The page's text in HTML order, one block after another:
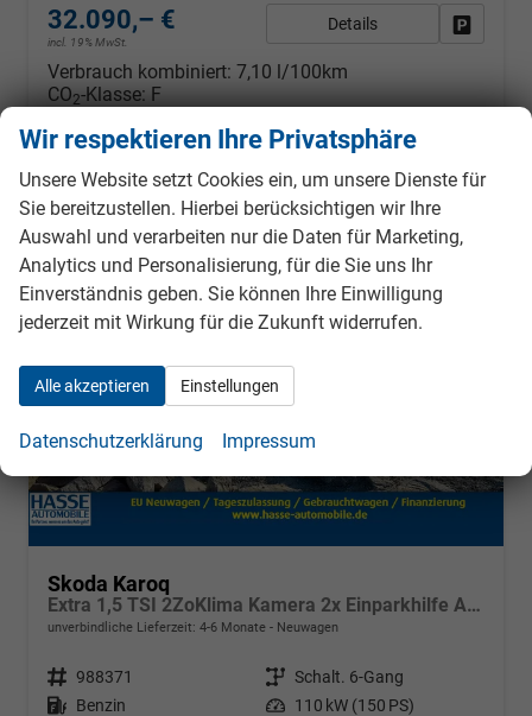
32.090,– €
incl. 19% MwSt.
Details
Verbrauch kombiniert: 7,10 l/100km
CO2-Klasse: F
ab 285,– € mtl.
Skoda Karoq
Extra 1,5 TSI 2ZoKlima Kamera 2x Einparkhilfe Alu Felgen 5J Garantie Sitzheizung LED Scheinwerfer ACC
unverbindliche Lieferzeit: 4-6 Monate Neuwagen
Fahrzeugnr. 988371 Getriebe Schalt. 6-Gang
Kraftstoff Benzin Leistung 110 kW (150 PS)
Wir respektieren Ihre Privatsphäre
Unsere Website setzt Cookies ein, um unsere Dienste für
Sie bereitzustellen. Hierbei berücksichtigen wir Ihre
Auswahl und verarbeiten nur die Daten für Marketing,
Analytics und Personalisierung, für die Sie uns Ihr
Einverständnis geben. Sie können Ihre Einwilligung
jederzeit mit Wirkung für die Zukunft widerrufen.
Alle akzeptieren Einstellungen
Datenschutzerklärung Impressum